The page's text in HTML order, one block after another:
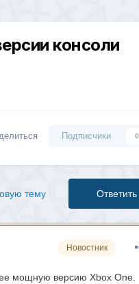
консоли
Подписчики 0
Ответить
тему
Новостник
мощную версию Xbox One.